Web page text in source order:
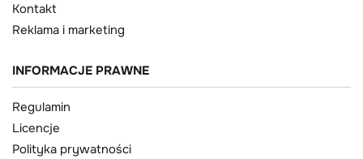
Kontakt
Reklama i marketing
INFORMACJE PRAWNE
Regulamin
Licencje
Polityka prywatności